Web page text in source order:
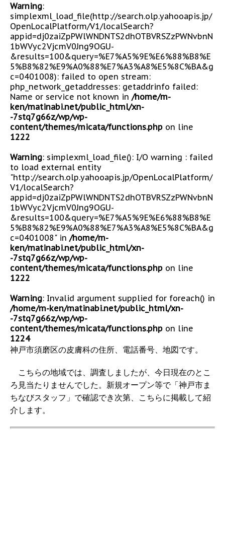
Warning:
simplexml_load_file(http://search.olp.yahooapis.jp/
OpenLocalPlatform/V1/localSearch?
appid=dj0zaiZpPWlWNDNTS2dhOTBVRSZzPWNvbnN
1bWVyc2VjcmV0Jng9OGU-
&results=100&query=%E7%A5%9E%E6%88%B8%E
5%B8%82%E9%A0%88%E7%A3%A8%E5%8C%BA&g
c=0401008): failed to open stream:
php_network_getaddresses: getaddrinfo failed:
Name or service not known in /home/m-
ken/matinabi.net/public_html/xn-
-7stq7g66z/wp/wp-
content/themes/micata/functions.php on line
1222
Warning: simplexml_load_file(): I/O warning : failed
to load external entity
"http://search.olp.yahooapis.jp/OpenLocalPlatform/
V1/localSearch?
appid=dj0zaiZpPWlWNDNTS2dhOTBVRSZzPWNvbnN
1bWVyc2VjcmV0Jng9OGU-
&results=100&query=%E7%A5%9E%E6%88%B8%E
5%B8%82%E9%A0%88%E7%A3%A8%E5%8C%BA&g
c=0401008" in /home/m-
ken/matinabi.net/public_html/xn-
-7stq7g66z/wp/wp-
content/themes/micata/functions.php on line
1222
Warning: Invalid argument supplied for foreach() in
/home/m-ken/matinabi.net/public_html/xn-
-7stq7g66z/wp/wp-
content/themes/micata/functions.php on line
1224
神戸市須磨区の皮膚科の住所、電話番号、地図です。
こちらの地域では、調査しましたが、今日現在のとこ
ろ見当たりませんでした。新規オープン等で「神戸市ま
ちなびスタッフ」で確認でき次第、こちらに掲載して紹
介します。